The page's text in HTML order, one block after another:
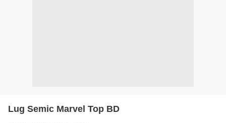
Lug Semic Marvel Top BD